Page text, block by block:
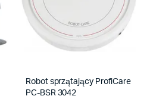
Robot sprzątający ProfiCare
PC-BSR 3042